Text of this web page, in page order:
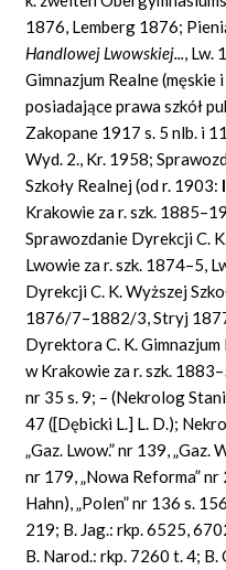
1876, Lemberg 1876;
Handlowej Lwowskiej..., Lw.
Gimnazjum Realne (męskie
posiadające prawa szkół
Zakopane 1917 s. 5 nlb. i
Wyd. 2., Kr. 1958;
Szkoły Realnej (od r. 1903:
Krakowie za r. szk.
Sprawozdanie Dyrekcji C.
Lwowie za r. szk. 1874–5,
Dyrekcji C. K. Wyższej
1876/7–1882/3, Stryj
Dyrektora C. K.
w Krakowie za r. szk.
nr 35 s. 9; – (Nekrolog
47 ([Dębicki L.] L. D.);
„Gaz. Lwow.” nr 139, „Gaz.
nr 179, „Nowa Reforma” nr
Hahn), „Polen” nr 136 s.
219; B. Jag.: rkp. 6525,
B. Narod.: rkp. 7260 t. 4;